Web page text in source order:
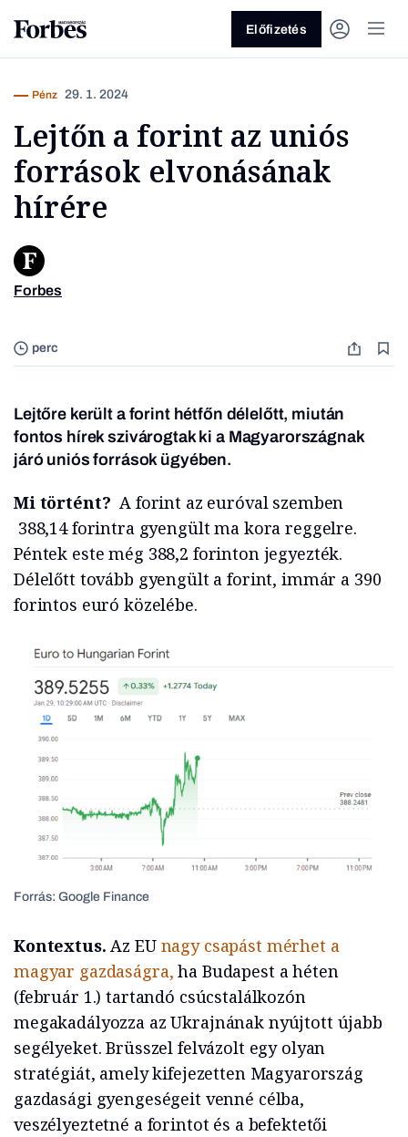
Előfizetés
perc
Pénz 29. 1. 2024
Lejtőn a forint az uniós
források elvonásának
hírére
Forbes
Lejtőre került a forint hétfőn délelőtt, miután
fontos hírek szivárogtak ki a Magyarországnak
járó uniós források ügyében.
Mi történt? A forint az euróval szemben
388,14 forintra gyengült ma kora reggelre.
Péntek este még 388,2 forinton jegyezték.
Délelőtt tovább gyengült a forint, immár a 390
forintos euró közelébe.
Forrás: Google Finance
Kontextus. Az EU nagy csapást mérhet a
magyar gazdaságra, ha Budapest a héten
(február 1.) tartandó csúcstalálkozón
megakadályozza az Ukrajnának nyújtott újabb
segélyeket. Brüsszel felvázolt egy olyan
stratégiát, amely kifejezetten Magyarország
gazdasági gyengeségeit venné célba,
veszélyeztetné a forintot és a befektetői